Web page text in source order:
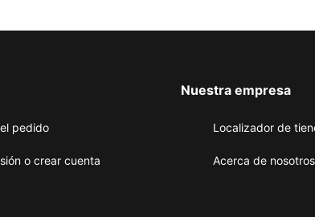
pedido
o crear cuenta
Nuestra empresa
Localizador de
Acerca de nosotros